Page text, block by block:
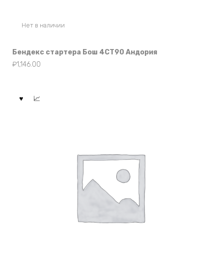
Нет в наличии
Бендекс стартера Бош 4СТ90 Андория
₽1,146.00